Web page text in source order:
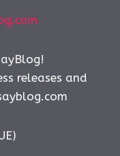
releases and